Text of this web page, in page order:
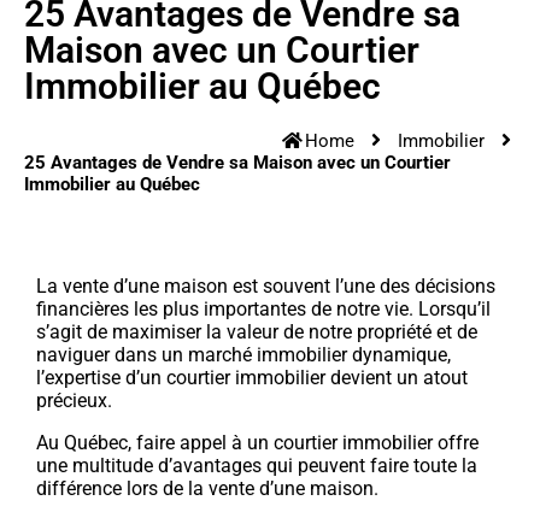
25 Avantages de Vendre sa
Maison avec un Courtier
Immobilier au Québec
Home
Immobilier
25 Avantages de Vendre sa Maison avec un Courtier
Immobilier au Québec
La vente d’une maison est souvent l’une des décisions
financières les plus importantes de notre vie. Lorsqu’il
s’agit de maximiser la valeur de notre propriété et de
naviguer dans un marché immobilier dynamique,
l’expertise d’un courtier immobilier devient un atout
précieux.
Au Québec, faire appel à un courtier immobilier offre
une multitude d’avantages qui peuvent faire toute la
différence lors de la vente d’une maison.